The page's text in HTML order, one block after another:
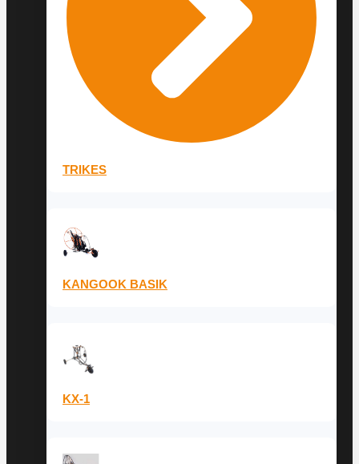
TRIKES
KANGOOK BASIK
KX-1